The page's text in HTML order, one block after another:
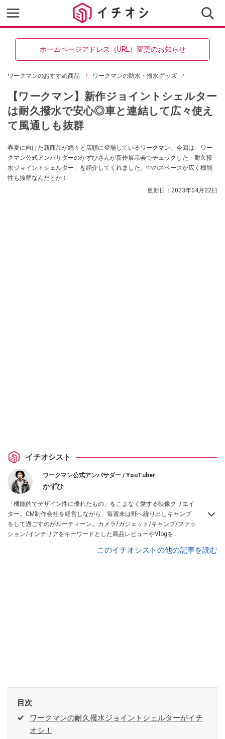
ホームページアドレス（URL）変更のお知らせ
ワークマンのおすすめ商品 ワークマンの防水・撥水グッズ
【ワークマン】新作ジョイントシェルター
は耐久撥水で安心◎車と連結して広々使え
て風通しも抜群
春夏に向けた新商品が続々と店頭に登場しているワークマン。今回は、ワー
クマン公式アンバサダーのかずひさんが新作展示会でチェックした「耐久撥
水ジョイントシェルター」を紹介してくれました。中のスペースが広く機能
性も抜群なんだとか！
更新日： 2023年04月22日
イチオシスト
ワークマン公式アンバサダー / YouTuber
かずひ
「機能的でデザイン性に優れたもの」をこよなく愛する映像クリエイ
ター。CM制作会社を経営しながら、毎週末は野へ繰り出しキャンプ
をして過ごすのがルーティーン。カメラ/ガジェット/キャンプ/ファッ
ション/インテリアをキーワードとした商品レビューやVlogを
クマンで過ごしている自称 #ワークマンおじさん である。 Twitterはこ
このイチオシストの他の記事を読む
目次
ワークマンの耐久撥水ジョイントシェルターがイチ
オシ！